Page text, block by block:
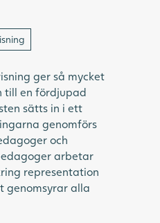
ger så mycket
till en fördjupad
sätts in i ett
genomförs
och
arbetar
representation
genomsyrar alla